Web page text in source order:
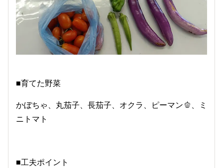
■育てた野菜
かぼちゃ、丸茄子、長茄子、オクラ、ピーマン🫑、ミ
ニトマト
■工夫ポイント